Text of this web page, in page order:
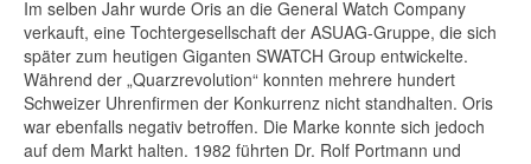
Im selben Jahr wurde Oris an die General Watch Company
verkauft, eine Tochtergesellschaft der ASUAG-Gruppe, die sich
später zum heutigen Giganten SWATCH Group entwickelte.
Während der „Quarzrevolution“ konnten mehrere hundert
Schweizer Uhrenfirmen der Konkurrenz nicht standhalten. Oris
war ebenfalls negativ betroffen. Die Marke konnte sich jedoch
auf dem Markt halten. 1982 führten Dr. Rolf Portmann und